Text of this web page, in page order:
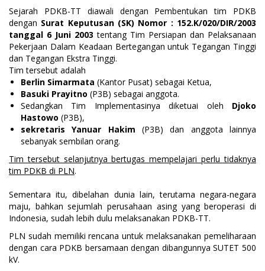
Sejarah PDKB-TT diawali dengan Pembentukan tim PDKB
dengan Surat Keputusan (SK) Nomor : 152.K/020/DIR/2003
tanggal 6 Juni 2003 tentang Tim Persiapan dan Pelaksanaan
Pekerjaan Dalam Keadaan Bertegangan untuk Tegangan Tinggi
dan Tegangan Ekstra Tinggi.
Tim tersebut adalah
Berlin Simarmata (Kantor Pusat) sebagai Ketua,
Basuki Prayitno (P3B) sebagai anggota.
Sedangkan Tim Implementasinya diketuai oleh Djoko
Hastowo (P3B),
sekretaris Yanuar Hakim (P3B) dan anggota lainnya
sebanyak sembilan orang.
Tim tersebut selanjutnya bertugas mempelajari perlu tidaknya
tim PDKB di PLN.
Sementara itu, dibelahan dunia lain, terutama negara-negara
maju, bahkan sejumlah perusahaan asing yang beroperasi di
Indonesia, sudah lebih dulu melaksanakan PDKB-TT.
PLN sudah memiliki rencana untuk melaksanakan pemeliharaan
dengan cara PDKB bersamaan dengan dibangunnya SUTET 500
kV.